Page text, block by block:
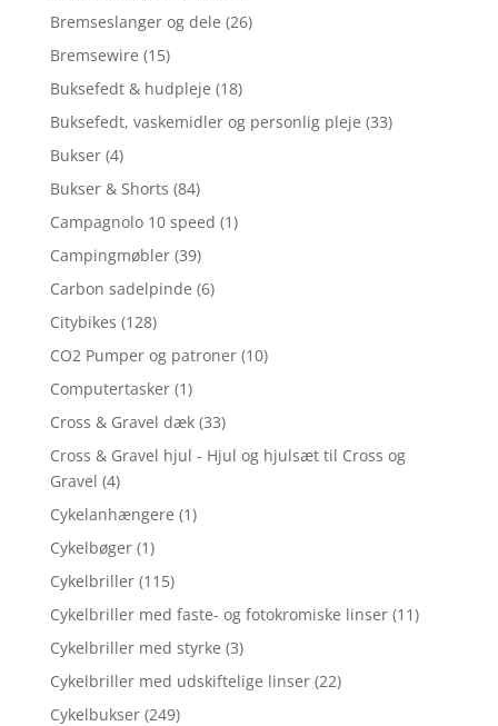
Bremseslanger og dele (26)
Bremsewire (15)
Buksefedt & hudpleje (18)
Buksefedt, vaskemidler og personlig pleje (33)
Bukser (4)
Bukser & Shorts (84)
Campagnolo 10 speed (1)
Campingmøbler (39)
Carbon sadelpinde (6)
Citybikes (128)
CO2 Pumper og patroner (10)
Computertasker (1)
Cross & Gravel dæk (33)
Cross & Gravel hjul - Hjul og hjulsæt til Cross og
Gravel (4)
Cykelanhængere (1)
Cykelbøger (1)
Cykelbriller (115)
Cykelbriller med faste- og fotokromiske linser (11)
Cykelbriller med styrke (3)
Cykelbriller med udskiftelige linser (22)
Cykelbukser (249)